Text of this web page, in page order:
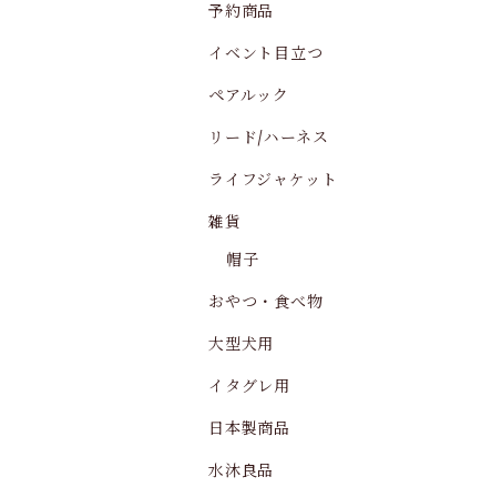
予約商品
イベント目立つ
ペアルック
リード/ハーネス
ライフジャケット
雑貨
帽子
おやつ・食べ物
大型犬用
イタグレ用
日本製商品
水沐良品